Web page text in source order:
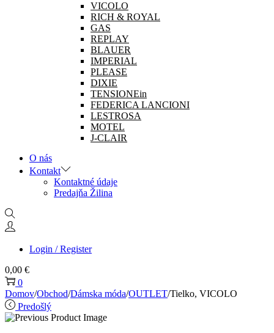
VICOLO
RICH & ROYAL
GAS
REPLAY
BLAUER
IMPERIAL
PLEASE
DIXIE
TENSIONEin
FEDERICA LANCIONI
LESTROSA
MOTEL
J-CLAIR
O nás
Kontakt
Kontaktné údaje
Predajňa Žilina
Login / Register
0,00 €
0
Domov/Obchod/Dámska móda/OUTLET/Tielko, VICOLO
Predošlý